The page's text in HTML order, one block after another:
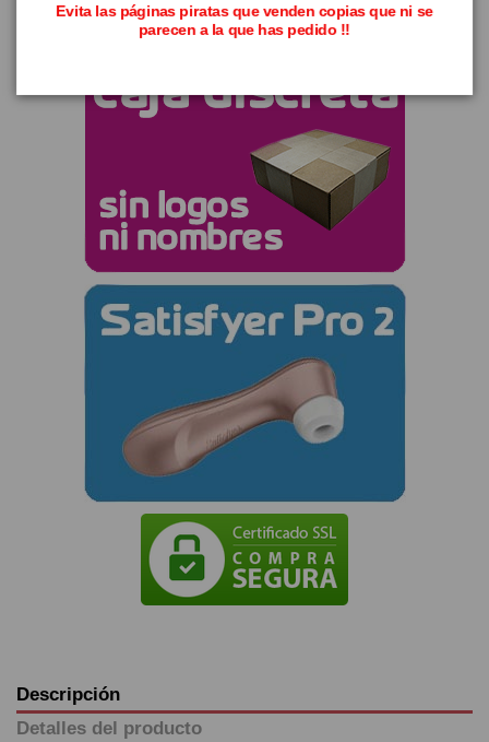
Descripción
Detalles del producto
Evita las páginas piratas que venden copias que ni se
parecen a la que has pedido !!